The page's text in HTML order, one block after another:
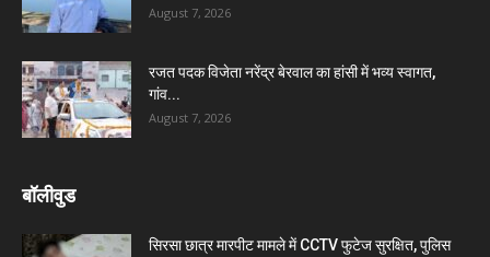
August 7, 2026
रजत पदक विजेता नरेंद्र बेरवाल का हांसी में भव्य स्वागत,
गांव...
August 7, 2026
बॉलीवुड
सिरसा छात्र मारपीट मामले में CCTV फुटेज सुरक्षित, पुलिस